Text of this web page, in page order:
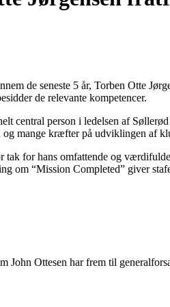
de seneste 5 år, Torben Otte
de relevante kompetencer.
central person i ledelsen af
mange kræfter på udviklingen af
tak for hans omfattende og
om “Mission Completed” giver
John Ottesen har frem til